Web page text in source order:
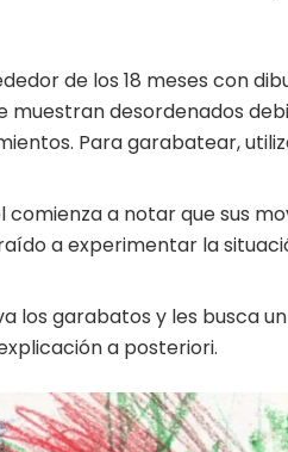
de los 18 meses con
muestran desordenados
Para garabatear,
comienza a notar que sus
a experimentar la
los garabatos y les busca
a posteriori.